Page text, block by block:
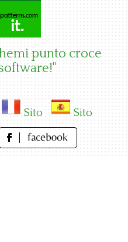
punto croce
Sito Sito